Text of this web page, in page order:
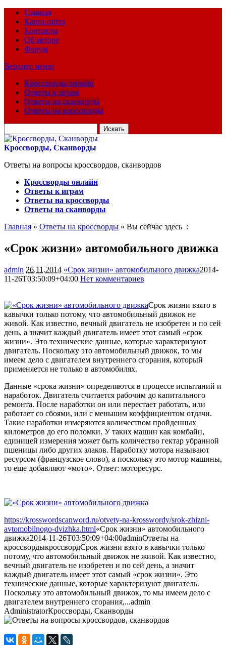
Главная
Карта сайта
Контакты
Об авторе
Форум
Верхнее меню
Кроссворды онлайн
Ответы к играм
Ответы на сканворды
Ответы на кроссворды
для:
Кроссворды, Сканворды
Ответы на вопросы кроссвордов, сканвордов
Кроссворды онлайн
Ответы к играм
Ответы на кроссворды
Ответы на сканворды
Главная » Ответы на кроссворды » Вы сейчас здесь :
«Срок жизни» автомобильного движка
admin 26.11.2014 «Срок жизни» автомобильного движка2014-
11-26T03:50:09+04:00 Нет комментариев
Срок жизни взято в
кавычки только потому, что автомобильный движок не
живой. Как известно, вечный двигатель не изобретен и по сей
день, а значит каждый двигатель имеет этот самый «срок
жизни». Это технические данные, которые характеризуют
двигатель. Поскольку это автомобильный движок, то мы
имеем дело с двигателем внутреннего сгорания, который
применяется не только в автомобилях.
Данные «срока жизни» определяются в процессе испытаний и
наработок. Двигатель считается рабочим до капитального
ремонта. После наработки он или перестает работать, или
работает со сбоями, или с меньшим коэффициентом отдачи.
Такие наработки измеряются количеством пройденных
километров до его поломки. У таких машин как комбайн,
единицей измерения может быть количество гектар убранной
пшеницы либо других злаков. Наработку мотора называют
ресурсом (французское слово), а поскольку это мотор машины,
то еще добавляют «мото». Ответ: моторесурс.
https://krosswordscanword.ru/otvety-na-krosswordy/srok-zhizni-
avtomobilnogo-dvizhka.html«Срок жизни» автомобильного
движка2014-11-26T03:50:09+04:00adminОтветы на
кроссвордыкроссвордСрок жизни взято в кавычки только
потому, что автомобильный движок не живой. Как известно,
вечный двигатель не изобретен и по сей день, а значит
каждый двигатель имеет этот самый «срок жизни». Это
технические данные, которые характеризуют двигатель.
Поскольку это автомобильный движок, то мы имеем дело с
двигателем внутреннего сгорания,...admin
AdministratorКроссворды, Сканворды